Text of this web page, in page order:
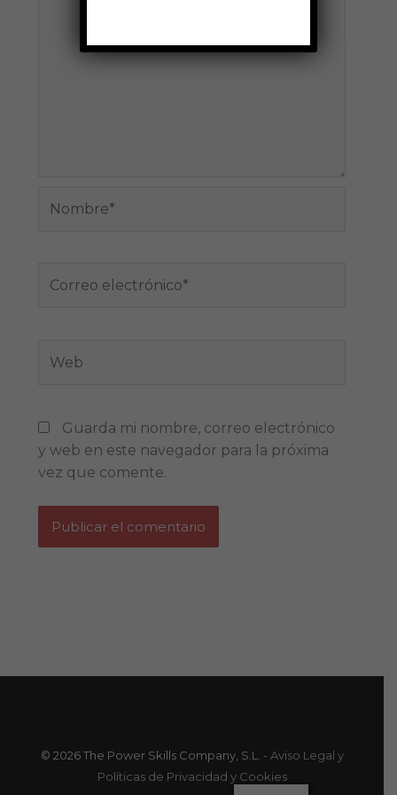
electrónico*
Guarda mi nombre, correo electrónico
y web en este navegador para la próxima
vez que comente.
© 2026 The Power Skills Company, S.L. - Aviso Legal y
Políticas de Privacidad y Cookies